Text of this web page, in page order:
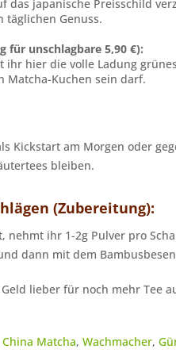
das japanische Preisschild
Genuss.
für unschlagbare 5,90 €):
ihr hier die volle Ladung
Matcha-Kuchen sein darf.
Kickstart am Morgen oder
bleiben.
(Zubereitung):
ihr 1-2g Pulver pro
dann mit dem
lieber für noch mehr Tee
China Matcha, Wachmacher,